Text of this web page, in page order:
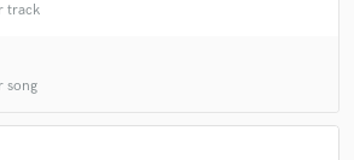
track
song